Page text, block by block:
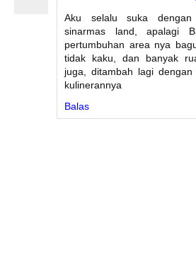
Aku selalu suka dengan
sinarmas land, apalagi
pertumbuhan area nya
tidak kaku, dan banyak
juga, ditambah lagi
kulinerannya
Balas